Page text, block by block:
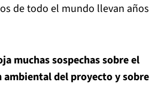
de todo el mundo llevan años
muchas sospechas sobre el
ambiental del proyecto y sobre